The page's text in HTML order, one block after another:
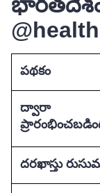
పథకం
ద్వారా
దరఖాస్తు